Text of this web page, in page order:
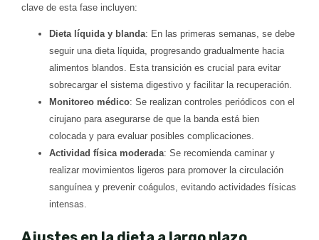
clave de esta fase incluyen:
Dieta líquida y blanda: En las primeras semanas, se debe
seguir una dieta líquida, progresando gradualmente hacia
alimentos blandos. Esta transición es crucial para evitar
sobrecargar el sistema digestivo y facilitar la recuperación.
Monitoreo médico: Se realizan controles periódicos con el
cirujano para asegurarse de que la banda está bien
colocada y para evaluar posibles complicaciones.
Actividad física moderada: Se recomienda caminar y
realizar movimientos ligeros para promover la circulación
sanguínea y prevenir coágulos, evitando actividades físicas
intensas.